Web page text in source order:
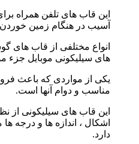
این قاب های تلفن همراه
آسیب در هنگام زمین
انواع مختلفی از قاب های
های سیلیکونی موبایل جزء
یکی از مواردی که باعث
مناسب و دوام آنها است.
این قاب های سیلیکونی از
اشکال ، اندازه ها و درجه
دارد.